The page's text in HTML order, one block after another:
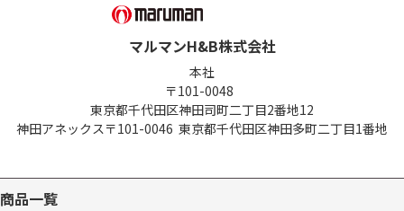
マルマンH&B株式会社
本社
〒101-0048
東京都千代田区神田司町二丁目2番地12
神田アネックス〒101-0046 東京都千代田区神田多町二丁目1番地
商品一覧